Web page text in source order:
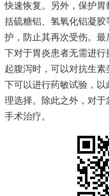
快速恢复。另外，保护
括硫糖铝、氢氧化铝凝
护，防止其再次受伤。
下对于胃炎患者无需进行
起腹泻时，可以对抗生
下可以进行药敏试验，
理选择。除此之外，对
手术治疗。